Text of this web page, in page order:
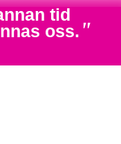
tid
oss. "